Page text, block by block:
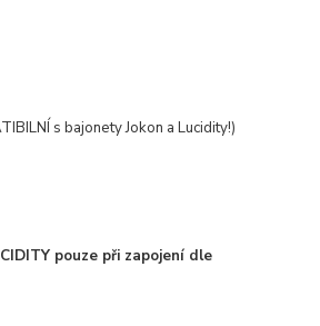
s bajonety Jokon a Lucidity!)
pouze při zapojení dle